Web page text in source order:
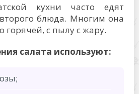
кухни часто едят
блюда. Многим она
горячей, с пылу с жару.
салата используют: